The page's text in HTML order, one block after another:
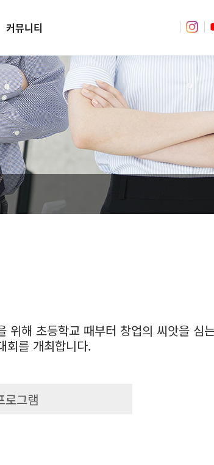
커뮤니티
위해 초등학교 때부터 창업의 씨앗을 심
회를 개최합니다.
로그램